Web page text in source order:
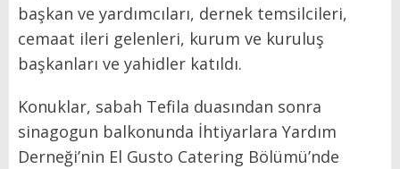
başkan ve yardımcıları, dernek temsilcileri,
cemaat ileri gelenleri, kurum ve kuruluş
başkanları ve yahidler katıldı.
Konuklar, sabah Tefila duasından sonra
sinagogun balkonunda İhtiyarlara Yardım
Derneği’nin El Gusto Catering Bölümü’nde